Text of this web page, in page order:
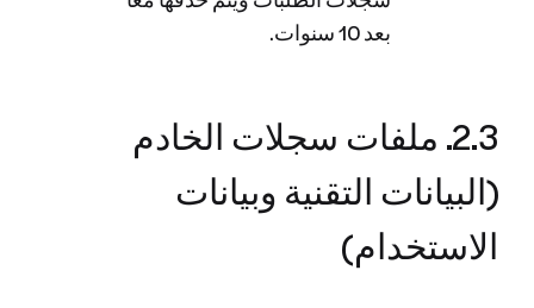
بعد 10 سنوات.
2.3. ملفات سجلات الخادم
(البيانات التقنية وبيانات
الاستخدام)